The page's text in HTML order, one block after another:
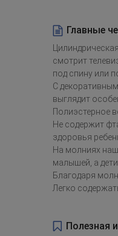
Главные
смотрит
под спину или
С
выглядит
Полиэстерное
Не содержит
здоровья
На молниях
малышей, а
Благодаря
Легко
Полезная